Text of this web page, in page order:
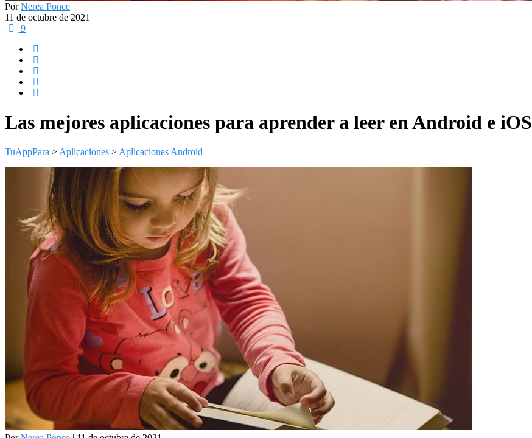
PorNerea Ponce
11 de octubre de 2021
9
Las mejores aplicaciones para aprender a leer en Android e iOS
TuAppPara > Aplicaciones > Aplicaciones Android